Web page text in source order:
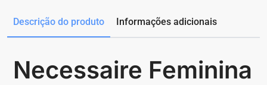
Descrição do produto Informações adicionais
Necessaire Feminina